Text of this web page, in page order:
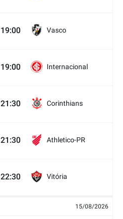
19:00 Vasco
19:00 Internacional
21:30 Corinthians
21:30 Athletico-PR
22:30 Vitória
15/08/2026